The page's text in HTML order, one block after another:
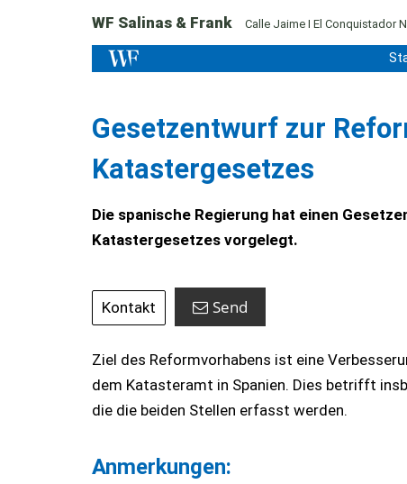
WF Salinas & FrankCalle Jaime I El Conquistador
Gesetzentwurf zur
Katastergesetzes
Die spanische Regierung hat einen
Katastergesetzes vorgelegt.
Kontakt Send
Ziel des Reformvorhabens ist eine
dem Katasteramt in Spanien. Dies betrifft
die die beiden Stellen erfasst werden.
Anmerkungen: